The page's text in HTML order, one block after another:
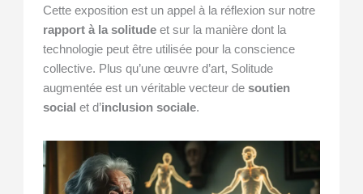
Cette exposition est un appel à la réflexion sur notre
rapport à la solitude et sur la manière dont la
technologie peut être utilisée pour la conscience
collective. Plus qu’une œuvre d’art, Solitude
augmentée est un véritable vecteur desoutien
social et d’inclusion sociale.